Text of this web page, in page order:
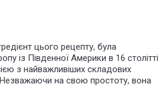
цього рецепту, була
із Південної Америки в 16 столітті
з найважливіших складових
Незважаючи на свою простоту, вона